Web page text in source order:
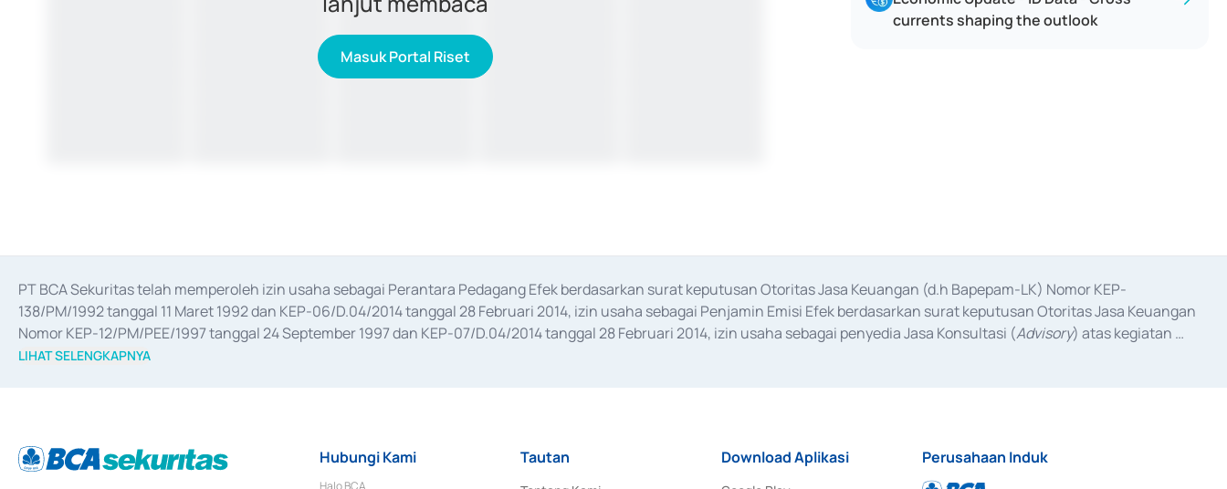
Masuk Portal Riset
currents shaping the outlook
PT BCA Sekuritas telah memperoleh izin usaha sebagai Perantara Pedagang Efek berdasarkan surat keputusan Otoritas Jasa Keuangan (d.h Bapepam-LK) Nomor KEP-
138/PM/1992 tanggal 11 Maret 1992 dan KEP-06/D.04/2014 tanggal 28 Februari 2014, izin usaha sebagai Penjamin Emisi Efek berdasarkan surat keputusan Otoritas Jasa Keuangan
Nomor KEP-12/PM/PEE/1997 tanggal 24 September 1997 dan KEP-07/D.04/2014 tanggal 28 Februari 2014, izin usaha sebagai penyedia Jasa Konsultasi (Advisory) atas kegiatan
merger, akuisisi, divestasi, dan
LIHAT SELENGKAPNYA
Hubungi Kami
Halo BCA
Tautan Download Aplikasi Perusahaan Induk